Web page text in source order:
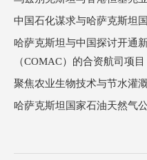
中国石化谋求与哈萨克斯坦
哈萨克斯坦与中国探讨开通
（COMAC）的合资航司项目
聚焦农业生物技术与节水灌
哈萨克斯坦国家石油天然气